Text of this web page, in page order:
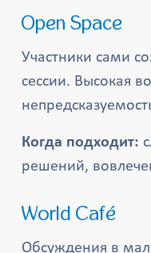
Open Space
Участники сами
сессии. Высокая
Когда подходит:
решений,
World Café
Обсуждения в